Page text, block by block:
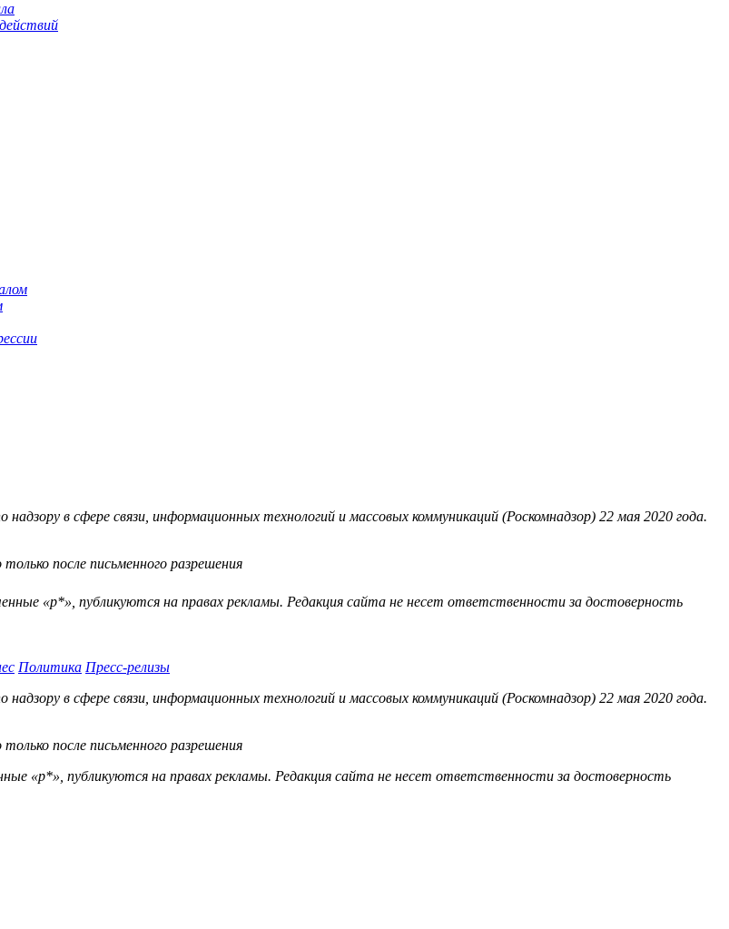
в сфере связи, информационных технологий и массовых коммуникаций (Роскомнадзор) 22 мая 2020 года.
после письменного разрешения
«р*», публикуются на правах рекламы. Редакция сайта не несет ответственности за достоверность
Политика Пресс-релизы
в сфере связи, информационных технологий и массовых коммуникаций (Роскомнадзор) 22 мая 2020 года.
после письменного разрешения
публикуются на правах рекламы. Редакция сайта не несет ответственности за достоверность